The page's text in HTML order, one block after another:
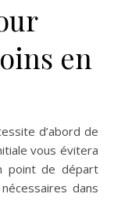
en
d’abord de
vous évitera
point de départ
dans